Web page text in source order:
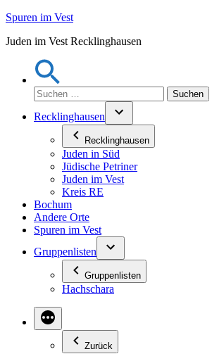
Zum
springen
Spuren im Vest
Juden im Vest Recklinghausen
Suchen
nach:
Recklinghausen
Recklinghausen
Juden in Süd
Jüdische Petriner
Juden im Vest
Kreis RE
Bochum
Andere Orte
Spuren im Vest
Gruppenlisten
Gruppenlisten
Hachschara
Zurück